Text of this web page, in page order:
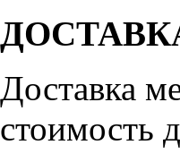
Доставка
стоимость